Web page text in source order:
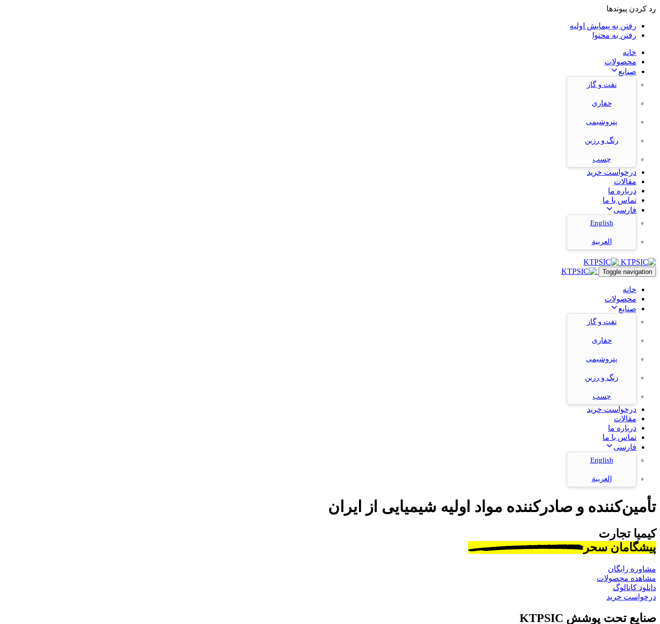
رد کردن پیوندها
رفتن به پیمایش اولیه
رفتن به محتوا
خانه
محصولات
صنایع
نفت و گاز
حفاری
پتروشیمی
رنگ و رزین
چسب
درخواست خرید
مقالات
درباره ما
تماس با ما
فارسی
English
العربية
Toggle navigation
خانه
محصولات
صنایع
نفت و گاز
حفاری
پتروشیمی
رنگ و رزین
چسب
درخواست خرید
مقالات
درباره ما
تماس با ما
فارسی
English
العربية
تأمین‌کننده و صادرکننده مواد اولیه شیمیایی از ایران
کیمیا تجارت
پیشگامان سحر
مشاوره رایگان
مشاهده محصولات
دانلود کاتالوگ
درخواست خرید
صنایع تحت پوشش KTPSIC